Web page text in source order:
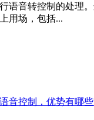
语音转控制的处理
用场，包括...